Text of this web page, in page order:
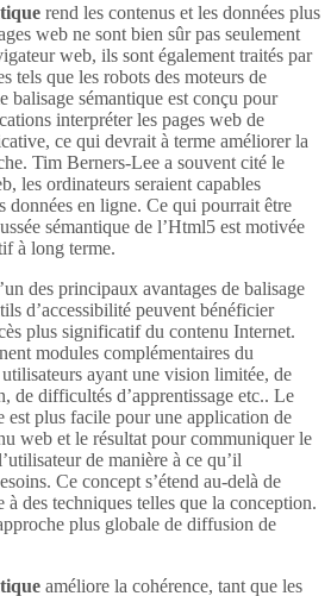
rend les contenus et les données plus
web ne sont bien sûr pas seulement
web, ils sont également traités par
tels que les robots des moteurs de
balisage sémantique est conçu pour
interpréter les pages web de
ce qui devrait à terme améliorer la
Tim Berners-Lee a souvent cité le
les ordinateurs seraient capables
données en ligne. Ce qui pourrait être
sémantique de l’Html5 est motivée
à long terme.
des principaux avantages de balisage
d’accessibilité peuvent bénéficier
plus significatif du contenu Internet.
modules complémentaires du
ayant une vision limitée, de
de difficultés d’apprentissage etc.. Le
est plus facile pour une application de
web et le résultat pour communiquer le
de manière à ce qu’il
Ce concept s’étend au-delà de
à des techniques telles que la conception.
plus globale de diffusion de
améliore la cohérence, tant que les